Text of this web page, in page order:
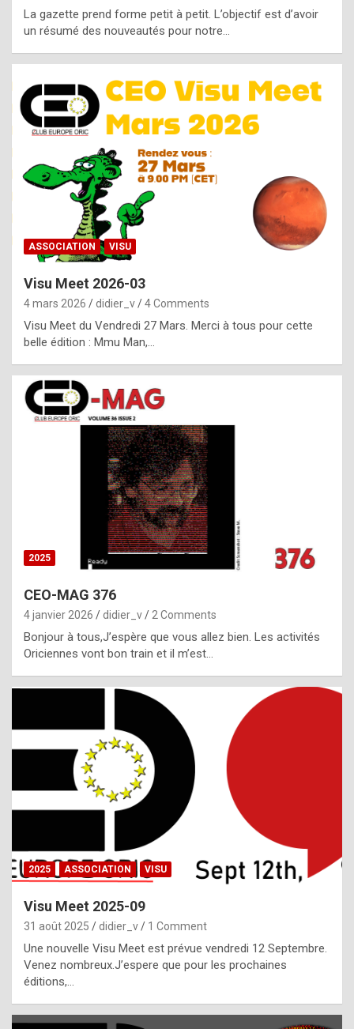
e
n
u
i
n
e
R
o
p
l
c
h
i
s
t
o
r
p
e
c
i
l
,
g
h
t
f
La gazette prend forme petit à petit. L’objectif est d’avoir
un résumé des nouveautés pour notre…
ASSOCIATION VISU
Visu Meet 2026-03
4 mars 2026 didier_v 4 Comments
Visu Meet du Vendredi 27 Mars. Merci à tous pour cette
belle édition : Mmu Man,…
2025
CEO-MAG 376
4 janvier 2026 didier_v 2 Comments
Bonjour à tous,J’espère que vous allez bien. Les activités
Oriciennes vont bon train et il m’est…
2025 ASSOCIATION VISU
Visu Meet 2025-09
31 août 2025 didier_v 1 Comment
Une nouvelle Visu Meet est prévue vendredi 12 Septembre.
Venez nombreux.J’espere que pour les prochaines
éditions,…